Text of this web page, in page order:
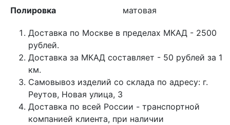
Полировка
матовая
Доставка по Москве в пределах МКАД - 2500
рублей.
Доставка за МКАД составляет - 50 рублей за 1
км.
Самовывоз изделий со склада по адресу: г.
Реутов, Новая улица, 3
Доставка по всей России - транспортной
компанией клиента, при наличии